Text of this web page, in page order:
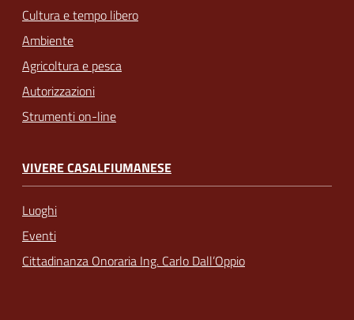
Cultura e tempo libero
Ambiente
Agricoltura e pesca
Autorizzazioni
Strumenti on-line
VIVERE CASALFIUMANESE
Luoghi
Eventi
Cittadinanza Onoraria Ing. Carlo Dall’Oppio